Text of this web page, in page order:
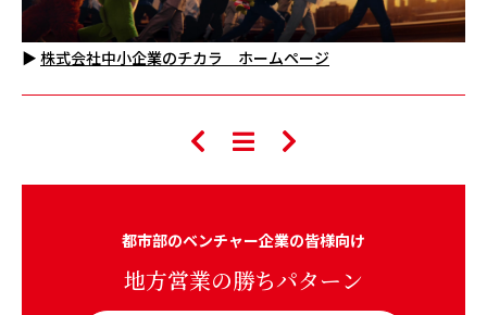
▶ 株式会社中小企業のチカラ ホームページ
都市部のベンチャー企業の皆様向け
地方営業の勝ちパターン